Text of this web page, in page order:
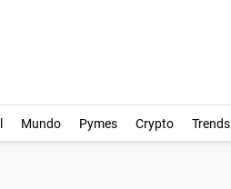
Mundo Pymes Crypto Trends